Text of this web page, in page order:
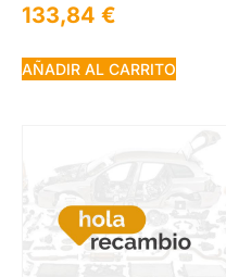
133,84 €
AÑADIR AL CARRITO